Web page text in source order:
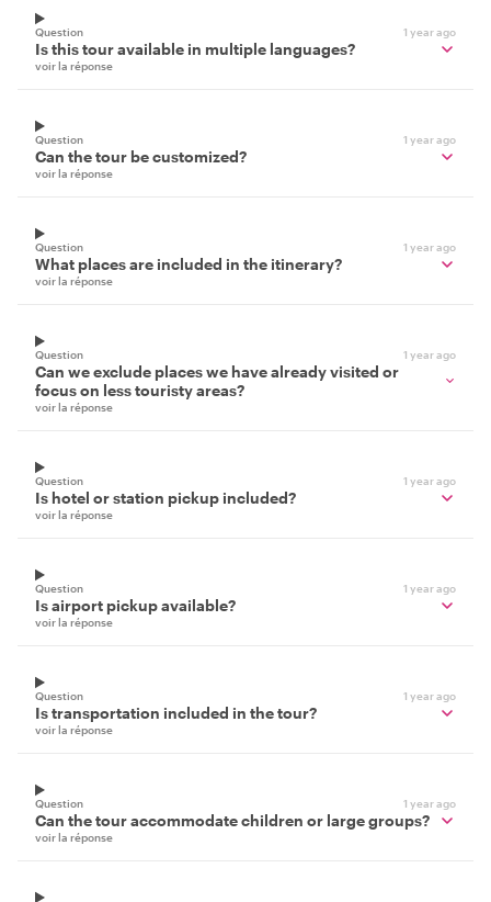
Question 1 year ago
Is this tour available in multiple languages?
voir la réponse
Question 1 year ago
Can the tour be customized?
voir la réponse
Question 1 year ago
What places are included in the itinerary?
voir la réponse
Question 1 year ago
Can we exclude places we have already visited or
focus on less touristy areas?
voir la réponse
Question 1 year ago
Is hotel or station pickup included?
voir la réponse
Question 1 year ago
Is airport pickup available?
voir la réponse
Question 1 year ago
Is transportation included in the tour?
voir la réponse
Question 1 year ago
Can the tour accommodate children or large groups?
voir la réponse